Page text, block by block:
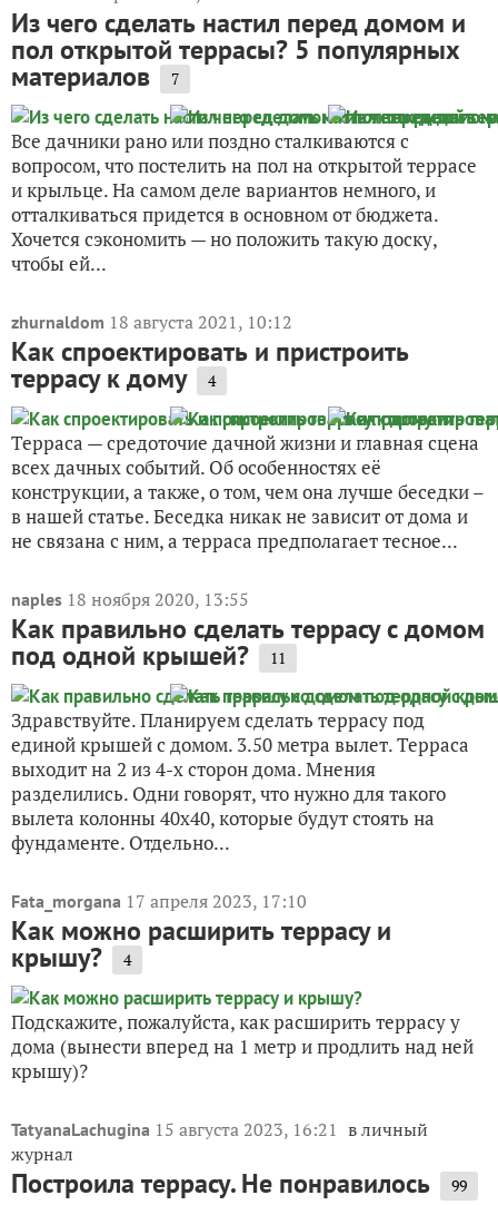
Из чего сделать настил перед домом и
пол открытой террасы? 5 популярных
материалов 7
Все дачники рано или поздно сталкиваются с
вопросом, что постелить на пол на открытой террасе
и крыльце. На самом деле вариантов немного, и
отталкиваться придется в основном от бюджета.
Хочется сэкономить — но положить такую доску,
чтобы ей...
zhurnaldom 18 августа 2021, 10:12
Как спроектировать и пристроить
террасу к дому 4
Терраса — средоточие дачной жизни и главная сцена
всех дачных событий. Об особенностях её
конструкции, а также, о том, чем она лучше беседки –
в нашей статье. Беседка никак не зависит от дома и
не связана с ним, а терраса предполагает тесное...
naples 18 ноября 2020, 13:55
Как правильно сделать террасу с домом
под одной крышей? 11
Здравствуйте. Планируем сделать террасу под
единой крышей с домом. 3.50 метра вылет. Терраса
выходит на 2 из 4-х сторон дома. Мнения
разделились. Одни говорят, что нужно для такого
вылета колонны 40х40, которые будут стоять на
фундаменте. Отдельно...
Fata_morgana 17 апреля 2023, 17:10
Как можно расширить террасу и
крышу? 4
Подскажите, пожалуйста, как расширить террасу у
дома (вынести вперед на 1 метр и продлить над ней
крышу)?
TatyanaLachugina 15 августа 2023, 16:21 в личный
журнал
Построила террасу. Не понравилось 99